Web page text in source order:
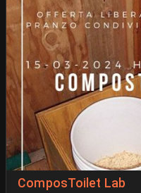
ComposToilet Lab